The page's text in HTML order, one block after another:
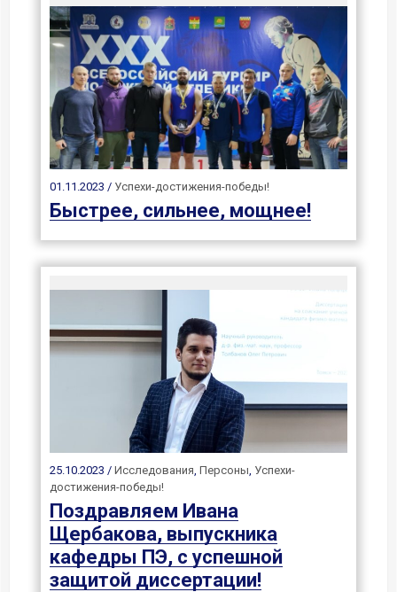
01.11.2023 / Успехи-достижения-победы!
Быстрее, сильнее, мощнее!
25.10.2023 / Исследования, Персоны, Успехи-
достижения-победы!
Поздравляем Ивана
Щербакова, выпускника
кафедры ПЭ, с успешной
защитой диссертации!